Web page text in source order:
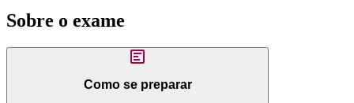
Sobre o exame
Como se preparar